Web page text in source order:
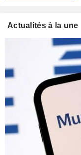
Actualités à la une